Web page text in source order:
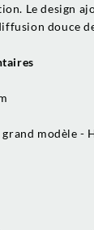
Le design
douce
modèle -